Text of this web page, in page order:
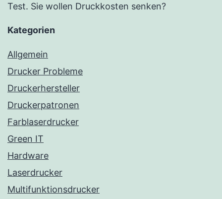
Test. Sie wollen Druckkosten senken?
Kategorien
Allgemein
Drucker Probleme
Druckerhersteller
Druckerpatronen
Farblaserdrucker
Green IT
Hardware
Laserdrucker
Multifunktionsdrucker